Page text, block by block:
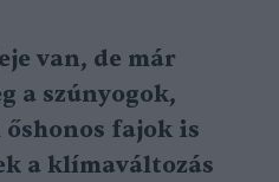
van, de már
a szúnyogok,
fajok is
a klímaváltozás